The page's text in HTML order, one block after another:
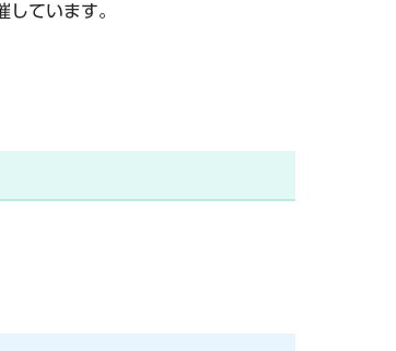
ています。